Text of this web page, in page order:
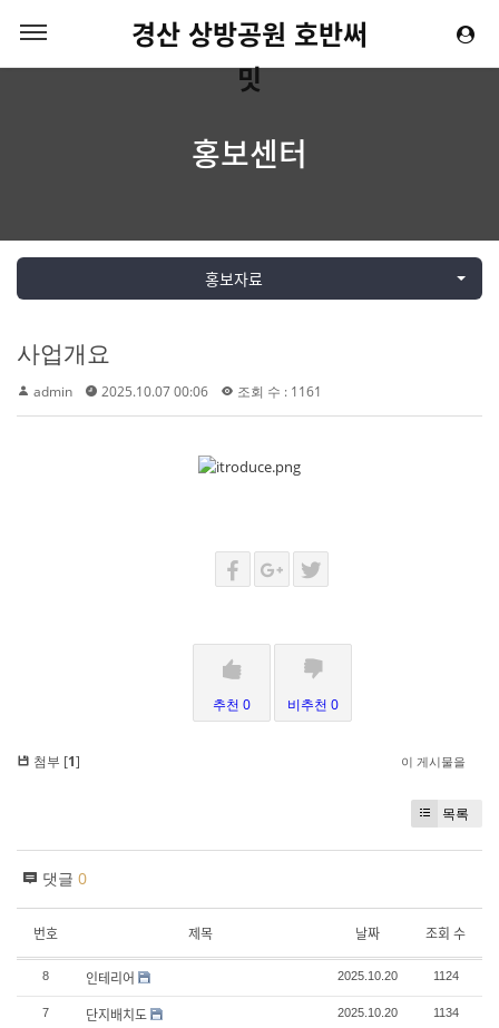
경산 상방공원 호반써
밋
홍보센터
홍보자료
사업개요
admin 2025.10.07 00:06 조회 수 : 1161
추천 0 비추천 0
첨부 [1] 이 게시물을
목록
댓글 0
번호 제목 날짜 조회 수
8 인테리어 2025.10.20 1124
7 단지배치도 2025.10.20 1134